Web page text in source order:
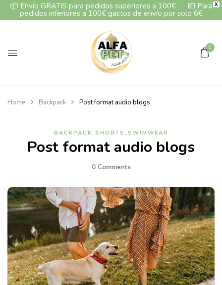
X
📦 Envío GRATIS para pedidos superiores a 100€💶 Para
pedidos inferiores a 100€ gastos de envío por solo 6€
0
Home Backpack Post format audio blogs
BACKPACK , SHORTS , SWIMWEAR
Post format audio blogs
0Comments